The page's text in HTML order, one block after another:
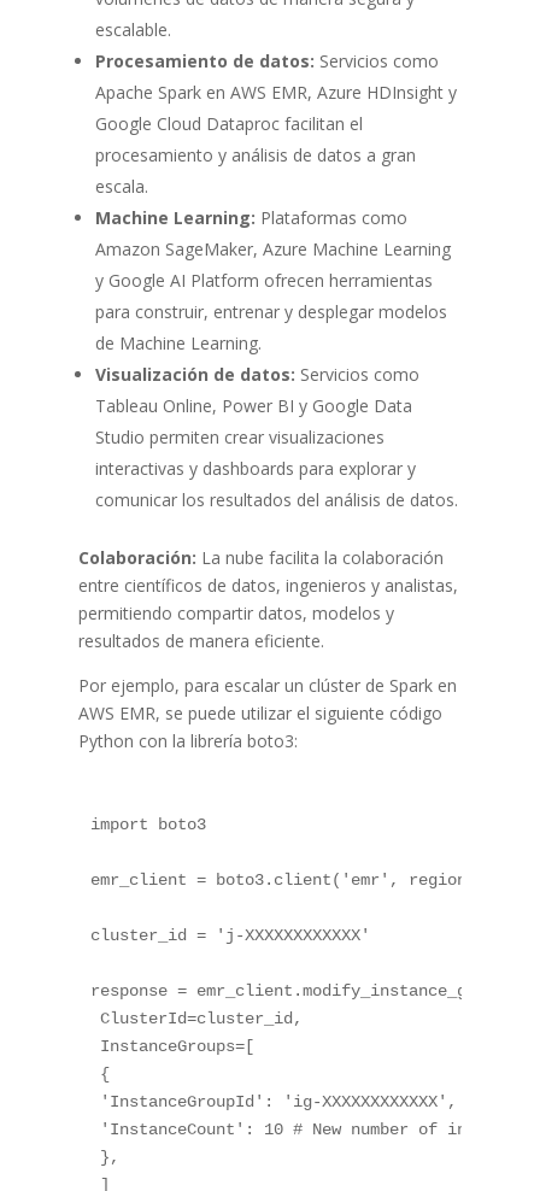
escalable.
Procesamiento de datos: Servicios como
Apache Spark en AWS EMR, Azure HDInsight y
Google Cloud Dataproc facilitan el
procesamiento y análisis de datos a gran
escala.
Machine Learning: Plataformas como
Amazon SageMaker, Azure Machine Learning
y Google AI Platform ofrecen herramientas
para construir, entrenar y desplegar modelos
de Machine Learning.
Visualización de datos: Servicios como
Tableau Online, Power BI y Google Data
Studio permiten crear visualizaciones
interactivas y dashboards para explorar y
comunicar los resultados del análisis de datos.
Colaboración: La nube facilita la colaboración
entre científicos de datos, ingenieros y analistas,
permitiendo compartir datos, modelos y
resultados de manera eficiente.
Por ejemplo, para escalar un clúster de Spark en
AWS EMR, se puede utilizar el siguiente código
Python con la librería boto3:
import boto3
emr_client = boto3. client( 'emr' , region_name
cluster_id = 'j-XXXXXXXXXXXX'
response = emr_client .modify_instance_groups
ClusterId=cluster_id,
InstanceGroups=[
{
'InstanceGroupId' : 'ig-XXXXXXXXXXXX' ,
'InstanceCount' : 10 # New number of instances
},
]